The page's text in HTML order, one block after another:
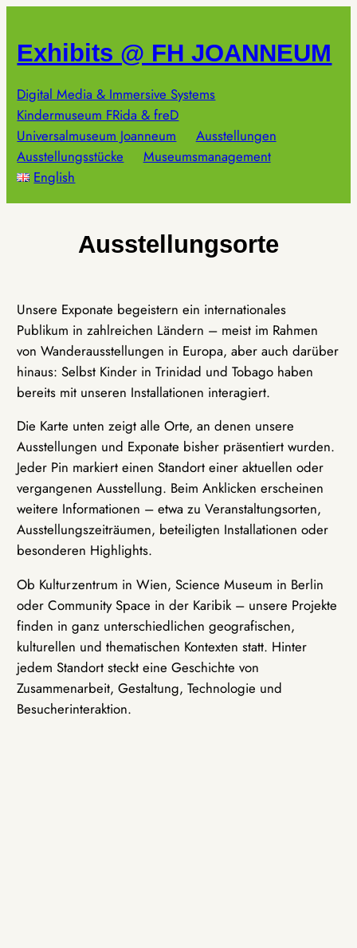
springen
Exhibits @ FH JOANNEUM
Digital Media & Immersive Systems
Kindermuseum FRida & freD
Universalmuseum Joanneum
Ausstellungen
Ausstellungsstücke
Museumsmanagement
English
Ausstellungsorte
Unsere Exponate begeistern ein internationales
Publikum in zahlreichen Ländern – meist im Rahmen
von Wanderausstellungen in Europa, aber auch darüber
hinaus: Selbst Kinder in Trinidad und Tobago haben
bereits mit unseren Installationen interagiert.
Die Karte unten zeigt alle Orte, an denen unsere
Ausstellungen und Exponate bisher präsentiert wurden.
Jeder Pin markiert einen Standort einer aktuellen oder
vergangenen Ausstellung. Beim Anklicken erscheinen
weitere Informationen – etwa zu Veranstaltungsorten,
Ausstellungszeiträumen, beteiligten Installationen oder
besonderen Highlights.
Ob Kulturzentrum in Wien, Science Museum in Berlin
oder Community Space in der Karibik – unsere Projekte
finden in ganz unterschiedlichen geografischen,
kulturellen und thematischen Kontexten statt. Hinter
jedem Standort steckt eine Geschichte von
Zusammenarbeit, Gestaltung, Technologie und
Besucherinteraktion.